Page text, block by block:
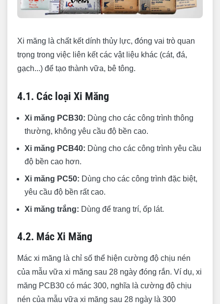
Xi măng là chất kết dính thủy lực, đóng vai trò quan
trọng trong việc liên kết các vật liệu khác (cát, đá,
gạch...) để tạo thành vữa, bê tông.
4.1. Các loại Xi Măng
Xi măng PCB30: Dùng cho các công trình thông
thường, không yêu cầu độ bền cao.
Xi măng PCB40: Dùng cho các công trình yêu cầu
độ bền cao hơn.
Xi măng PC50: Dùng cho các công trình đặc biệt,
yêu cầu độ bền rất cao.
Xi măng trắng: Dùng để trang trí, ốp lát.
4.2. Mác Xi Măng
Mác xi măng là chỉ số thể hiện cường độ chịu nén
của mẫu vữa xi măng sau 28 ngày đóng rắn. Ví dụ, xi
măng PCB30 có mác 300, nghĩa là cường độ chịu
nén của mẫu vữa xi măng sau 28 ngày là 300